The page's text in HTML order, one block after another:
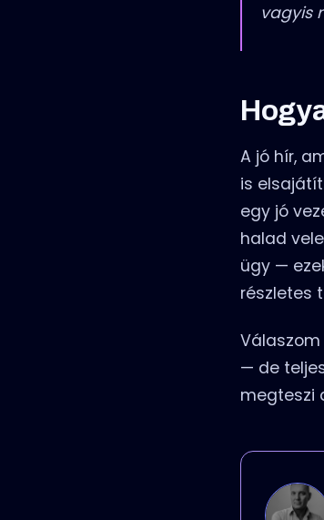
vagyis
A jó hír,
is
egy jó
halad
ügy —
részletes
— de
megteszi